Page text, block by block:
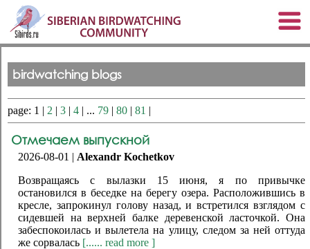
birdwatching blogs
page: 1 | 2 | 3 | 4 | ... 79 | 80 | 81 |
Отмечаем выпускной
2026-08-01 | Alexandr Kochetkov
Возвращаясь с вылазки 15 июня, я по привычке
остановился в беседке на берегу озера. Расположившись в
кресле, запрокинул голову назад, и встретился взглядом с
сидевшей на верхней балке деревенской ласточкой. Она
забеспокоилась и вылетела на улицу, следом за ней оттуда
же сорвалась [...... read more ]